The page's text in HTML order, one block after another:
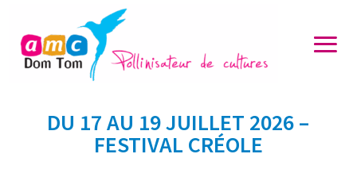
DU 17 AU 19 JUILLET 2026 –
FESTIVAL CRÉOLE